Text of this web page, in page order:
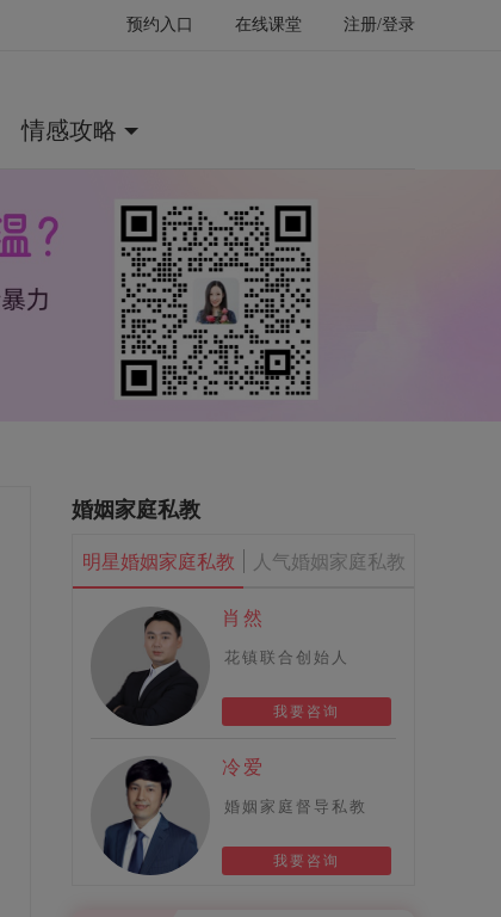
预约入口 在线课堂 注册/登录
情感攻略
婚姻家庭私教
明星婚姻家庭私教 人气婚姻家庭私教
肖然
花镇联合创始人
我要咨询
冷爱
婚姻家庭督导私教
我要咨询